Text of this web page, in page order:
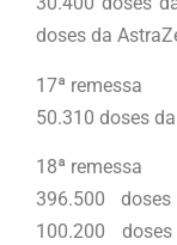
doses da
17ª remessa
50.310 doses
18ª remessa
396.500
100.200